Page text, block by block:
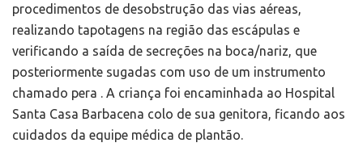
procedimentos de desobstrução das vias aéreas,
realizando tapotagens na região das escápulas e
verificando a saída de secreções na boca/nariz, que
posteriormente sugadas com uso de um instrumento
chamado pera . A criança foi encaminhada ao Hospital
Santa Casa Barbacena colo de sua genitora, ficando aos
cuidados da equipe médica de plantão.